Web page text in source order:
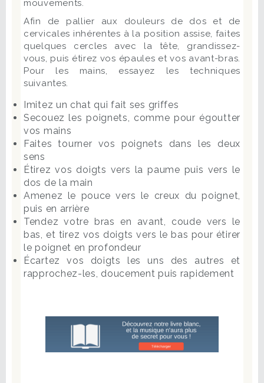
mouvements.
Afin de pallier aux douleurs de dos et de
cervicales inhérentes à la position assise, faites
quelques cercles avec la tête, grandissez-
vous, puis étirez vos épaules et vos avant-bras.
Pour les mains, essayez les techniques
suivantes.
Imitez un chat qui fait ses griffes
Secouez les poignets, comme pour égoutter
vos mains
Faites tourner vos poignets dans les deux
sens
Étirez vos doigts vers la paume puis vers le
dos de la main
Amenez le pouce vers le creux du poignet,
puis en arrière
Tendez votre bras en avant, coude vers le
bas, et tirez vos doigts vers le bas pour étirer
le poignet en profondeur
Écartez vos doigts les uns des autres et
rapprochez-les, doucement puis rapidement